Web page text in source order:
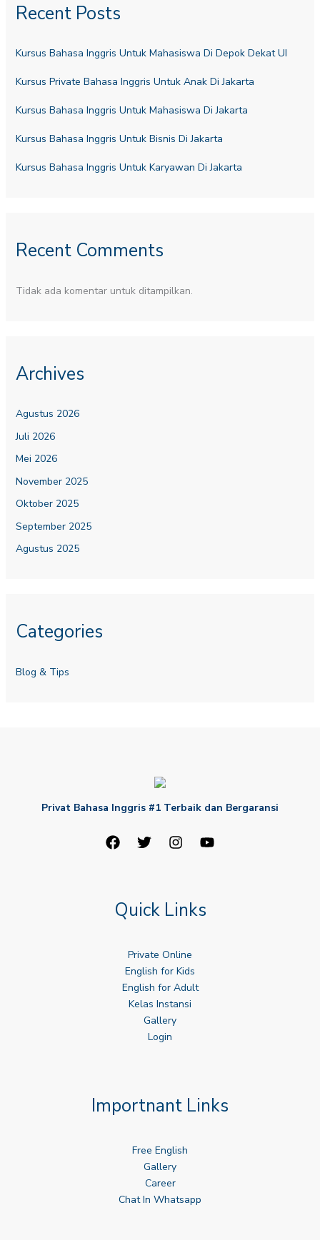
Recent Posts
Kursus Bahasa Inggris Untuk Mahasiswa Di Depok Dekat UI
Kursus Private Bahasa Inggris Untuk Anak Di Jakarta
Kursus Bahasa Inggris Untuk Mahasiswa Di Jakarta
Kursus Bahasa Inggris Untuk Bisnis Di Jakarta
Kursus Bahasa Inggris Untuk Karyawan Di Jakarta
Recent Comments
Tidak ada komentar untuk ditampilkan.
Archives
Agustus 2026
Juli 2026
Mei 2026
November 2025
Oktober 2025
September 2025
Agustus 2025
Categories
Blog & Tips
Privat Bahasa Inggris #1 Terbaik dan Bergaransi
Quick Links
Private Online
English for Kids
English for Adult
Kelas Instansi
Gallery
Login
Importnant Links
Free English
Gallery
Career
Chat In Whatsapp